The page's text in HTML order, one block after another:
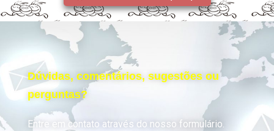
Dúvidas, comentários, sugestões ou
perguntas?
Entre em contato através do nosso formulário.